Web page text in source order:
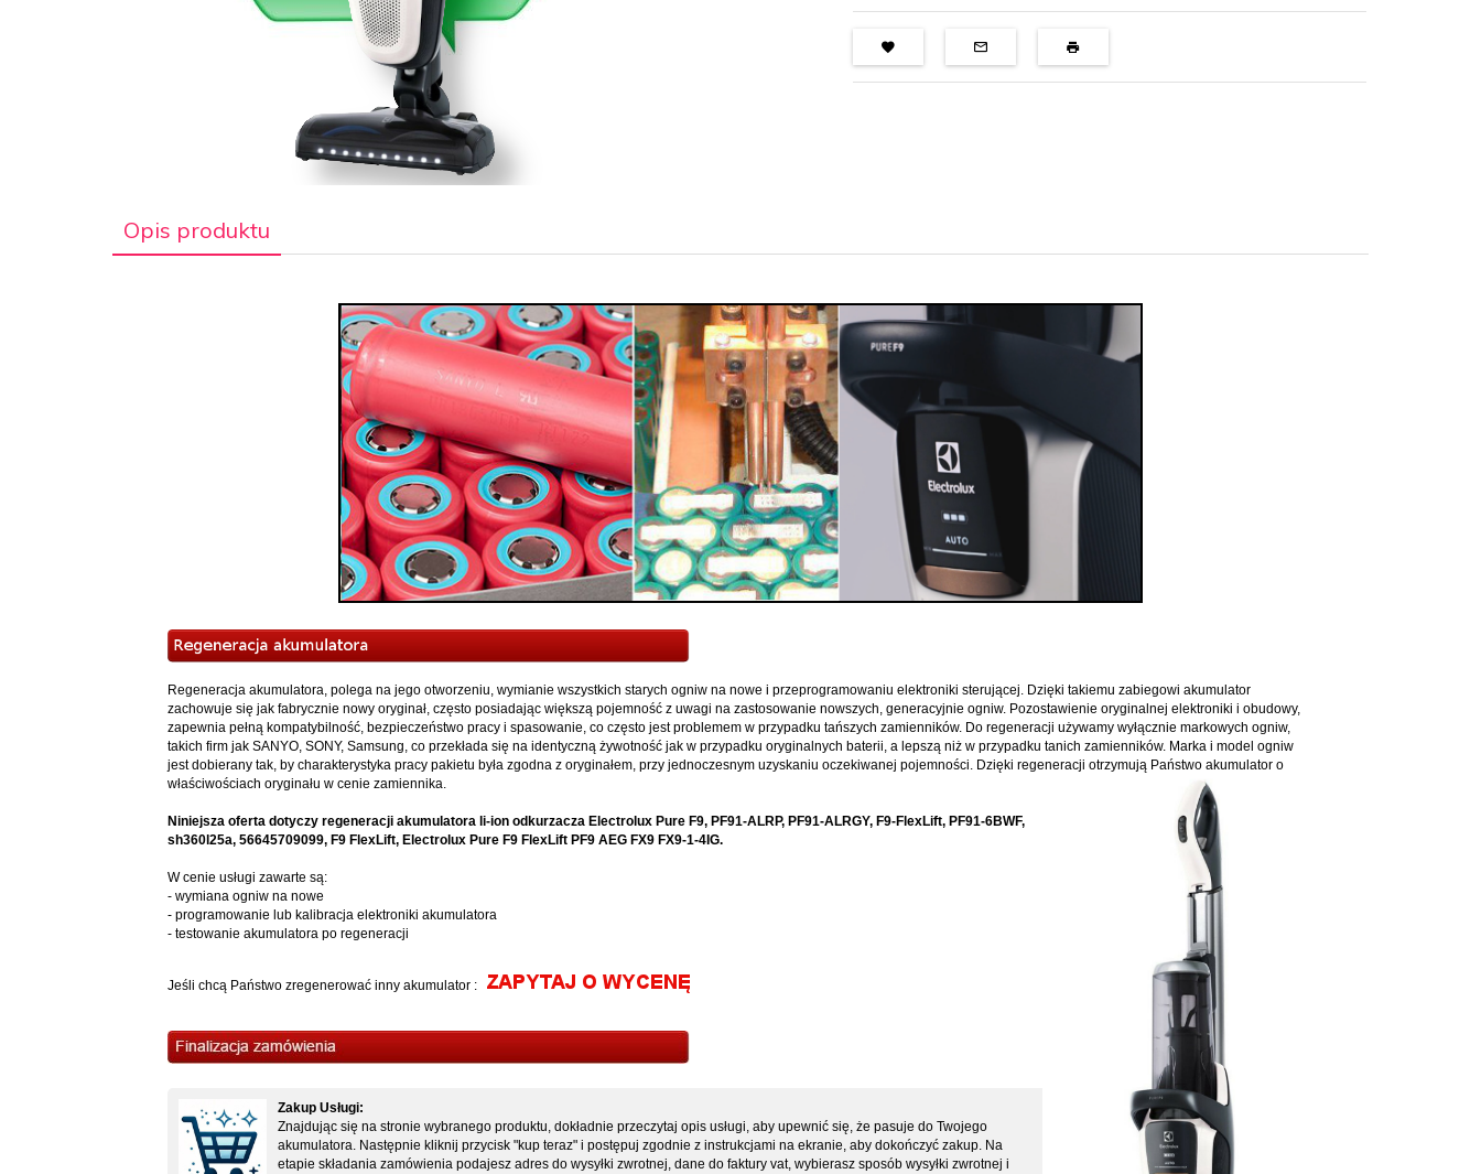
Opis produktu
Regeneracja akumulatora, polega na jego otworzeniu, wymianie wszystkich starych ogniw na nowe i przeprogramowaniu elektroniki sterującej. Dzięki takiemu zabiegowi akumulator
zachowuje się jak fabrycznie nowy oryginał, często posiadając większą pojemność z uwagi na zastosowanie nowszych, generacyjnie ogniw. Pozostawienie oryginalnej elektroniki i obudowy,
zapewnia pełną kompatybilność, bezpieczeństwo pracy i spasowanie, co często jest problemem w przypadku tańszych zamienników. Do regeneracji używamy wyłącznie markowych ogniw,
takich firm jak SANYO, SONY, Samsung, co przekłada się na identyczną żywotność jak w przypadku oryginalnych baterii, a lepszą niż w przypadku tanich zamienników. Marka i model ogniw
jest dobierany tak, by charakterystyka pracy pakietu była zgodna z oryginałem, przy jednoczesnym uzyskaniu oczekiwanej pojemności. Dzięki regeneracji otrzymują Państwo akumulator o
właściwościach oryginału w cenie zamiennika.
Niniejsza oferta dotyczy regeneracji akumulatora li-ion odkurzacza Electrolux Pure F9, PF91-ALRP, PF91-ALRGY, F9-FlexLift, PF91-6BWF,
sh360l25a, 56645709099, F9 FlexLift, Electrolux Pure F9 FlexLift PF9 AEG FX9 FX9-1-4IG.
W cenie usługi zawarte są:
- wymiana ogniw na nowe
- programowanie lub kalibracja elektroniki akumulatora
- testowanie akumulatora po regeneracji
Jeśli chcą Państwo zregenerować inny akumulator :
Zakup Usługi:
Znajdując się na stronie wybranego produktu, dokładnie przeczytaj opis usługi, aby upewnić się, że pasuje do Twojego
akumulatora. Następnie kliknij przycisk "kup teraz" i postępuj zgodnie z instrukcjami na ekranie, aby dokończyć zakup. Na
etapie składania zamówienia podajesz adres do wysyłki zwrotnej, dane do faktury vat, wybierasz sposób wysyłki zwrotnej i